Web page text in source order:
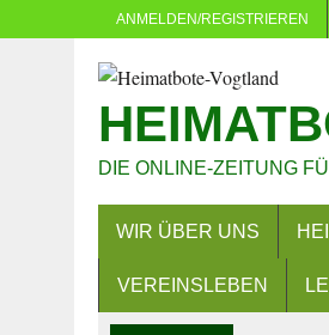
ANMELDEN/REGISTRIEREN
DIE ONLINE-ZEITUNG
WIR ÜBER UNS
VEREINSLEBEN